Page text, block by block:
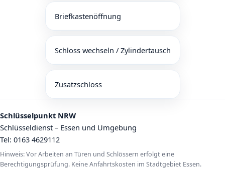
Briefkastenöffnung
Schloss wechseln / Zylindertausch
Zusatzschloss
Schlüsselpunkt NRW
Schlüsseldienst – Essen und Umgebung
Tel: 0163 4629112
Hinweis: Vor Arbeiten an Türen und Schlössern erfolgt eine
Berechtigungsprüfung. Keine Anfahrtskosten im Stadtgebiet Essen.